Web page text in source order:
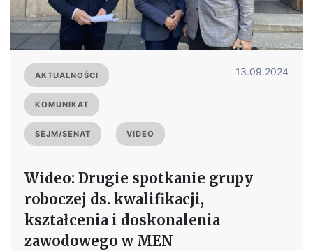
AKTUALNOŚCI
KOMUNIKAT
SEJM/SENAT VIDEO
13.09.2024
Wideo: Drugie spotkanie grupy
roboczej ds. kwalifikacji,
kształcenia i doskonalenia
zawodowego w MEN